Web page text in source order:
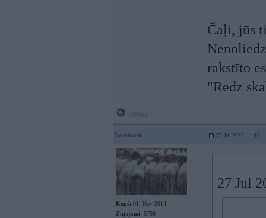
Čaļi, jūs
rakstīto
"Redz
Samsasi 27. Jul 2025, 11:18
Kopš: 01. Nov 2014
Ziņojumi: 5706
27 Jul